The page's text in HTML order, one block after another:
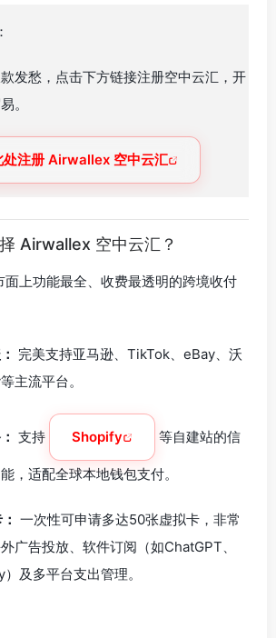
发愁，点击下方链接注册空中云汇，开
。
处注册 Airwallex 空中云汇
Airwallex 空中云汇？
面上功能最全、收费最透明的跨境收付
完美支持亚马逊、TikTok、eBay、沃
主流平台。
支持 Shopify 等自建站的信
，适配全球本地钱包支付。
一次性可申请多达50张虚拟卡，非常
广告投放、软件订阅（如ChatGPT、
及多平台支出管理。